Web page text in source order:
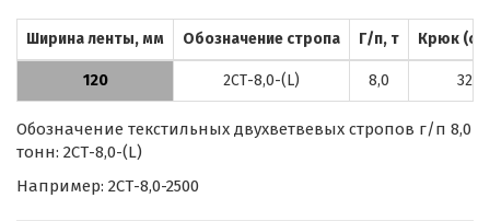
Ширина ленты, мм Обозначение стропа Г/п, т Крюк
120 2СТ-8,0-(L) 8,0
Обозначение текстильных двухветвевых стропов г/п 8,0
тонн: 2СТ-8,0-(L)
Например: 2СТ-8,0-2500